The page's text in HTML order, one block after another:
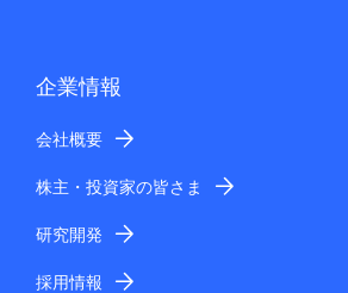
企業情報
会社概要
株主・投資家の皆さま
研究開発
採用情報